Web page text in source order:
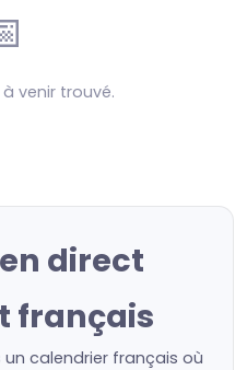
venir trouvé.
direct
français
un calendrier français où